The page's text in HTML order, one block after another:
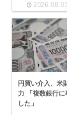
円買い介入、米
力 「複数銀行に
した」